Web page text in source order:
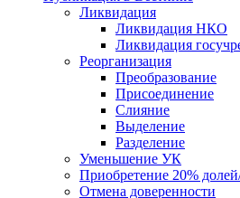
Ликвидация
Ликвидация НКО
Ликвидация
Реорганизация
Преобразование
Присоединение
Слияние
Выделение
Разделение
Уменьшение УК
Приобретение 20%
Отмена доверенности